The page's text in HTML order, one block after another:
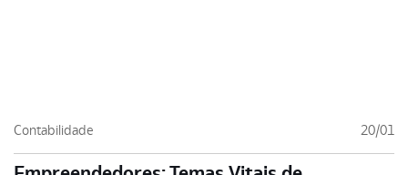
Contabilidade 20/01